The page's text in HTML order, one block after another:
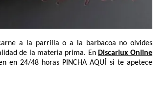
a la parrilla o a la barbacoa no olvides
de la materia prima. En Discarlux Online
24/48 horas PINCHA AQUÍ si te apetece